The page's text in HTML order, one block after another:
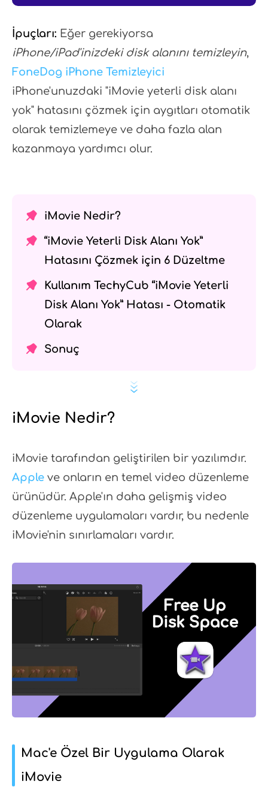
İpuçları: Eğer gerekiyorsa
iPhone/iPad'inizdeki disk alanını temizleyin,
FoneDog iPhone Temizleyici
iPhone'unuzdaki "iMovie yeterli disk alanı
yok" hatasını çözmek için aygıtları otomatik
olarak temizlemeye ve daha fazla alan
kazanmaya yardımcı olur.
iMovie Nedir?
“iMovie Yeterli Disk Alanı Yok”
Hatasını Çözmek için 6 Düzeltme
Kullanım TechyCub “iMovie Yeterli
Disk Alanı Yok” Hatası - Otomatik
Olarak
Sonuç
iMovie Nedir?
iMovie tarafından geliştirilen bir yazılımdır.
Apple ve onların en temel video düzenleme
ürünüdür. Apple'ın daha gelişmiş video
düzenleme uygulamaları vardır, bu nedenle
iMovie'nin sınırlamaları vardır.
Mac'e Özel Bir Uygulama Olarak
iMovie